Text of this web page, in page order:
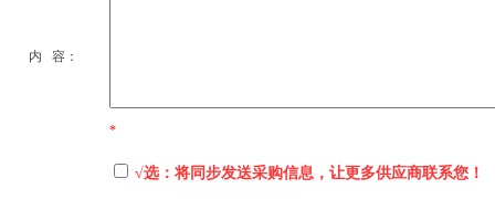
内 容：
*
√选：将同步发送采购信息，让更多供应商联系您！